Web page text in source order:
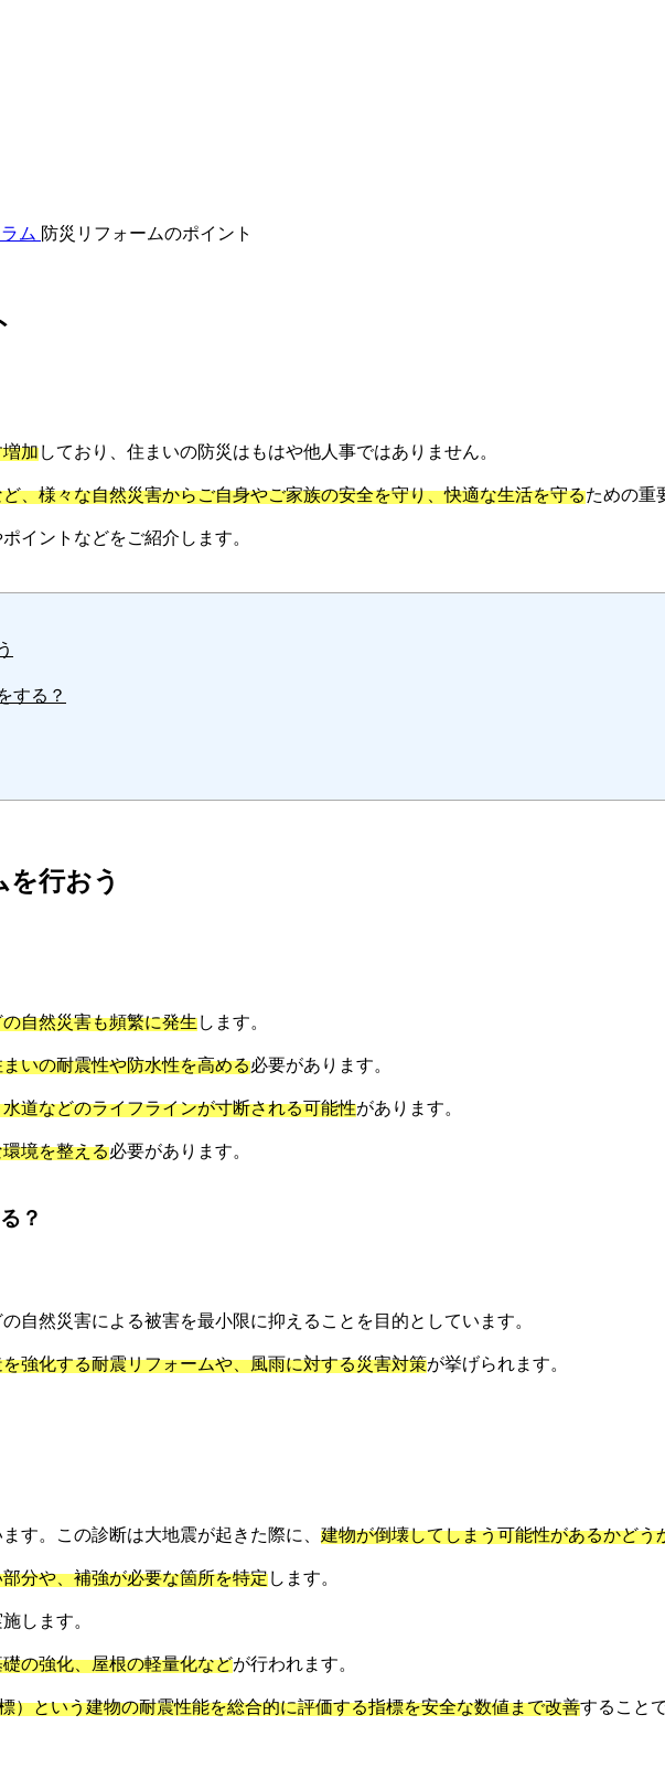
ム 防災リフォームのポイント
加しており、住まいの防災はもはや他人事ではありません。
、様々な自然災害からご自身やご家族の安全を守り、快適な生活を守るための重
イントなどをご紹介します。
する？
を行おう
自然災害も頻繁に発生します。
まいの耐震性や防水性を高める必要があります。
道などのライフラインが寸断される可能性があります。
境を整える必要があります。
？
自然災害による被害を最小限に抑えることを目的としています。
強化する耐震リフォームや、風雨に対する災害対策が挙げられます。
す。この診断は大地震が起きた際に、 建物が倒壊してしまう可能性があるかどう
分や、補強が必要な箇所を特定します。
します。
の強化、屋根の軽量化などが行われます。
）という建物の耐震性能を総合的に評価する指標を安全な数値まで改善すること